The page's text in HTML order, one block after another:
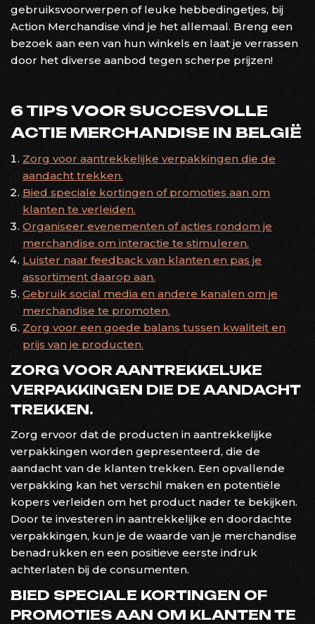
gebruiksvoorwerpen of leuke hebbedingetjes, bij
Action Merchandise vind je het allemaal. Breng een
bezoek aan een van hun winkels en laat je verrassen
door het diverse aanbod tegen scherpe prijzen!
6 TIPS VOOR SUCCESVOLLE
ACTIE MERCHANDISE IN BELGIË
Zorg voor aantrekkelijke verpakkingen die de
aandacht trekken.
Bied speciale kortingen of promoties aan om
klanten te verleiden.
Organiseer evenementen of acties rondom je
merchandise om interactie te stimuleren.
Luister naar feedback van klanten en pas je
assortiment daarop aan.
Gebruik social media en andere kanalen om je
merchandise te promoten.
Zorg voor een goede balans tussen kwaliteit en
prijs van je producten.
ZORG VOOR AANTREKKELIJKE
VERPAKKINGEN DIE DE AANDACHT
TREKKEN.
Zorg ervoor dat de producten in aantrekkelijke
verpakkingen worden gepresenteerd, die de
aandacht van de klanten trekken. Een opvallende
verpakking kan het verschil maken en potentiële
kopers verleiden om het product nader te bekijken.
Door te investeren in aantrekkelijke en doordachte
verpakkingen, kun je de waarde van je merchandise
benadrukken en een positieve eerste indruk
achterlaten bij de consumenten.
BIED SPECIALE KORTINGEN OF
PROMOTIES AAN OM KLANTEN TE